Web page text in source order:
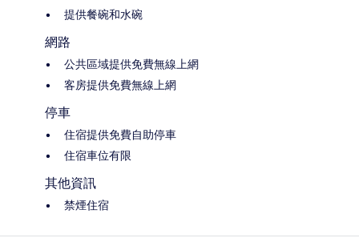
提供餐碗和水碗
網路
公共區域提供免費無線上網
客房提供免費無線上網
停車
住宿提供免費自助停車
住宿車位有限
其他資訊
禁煙住宿